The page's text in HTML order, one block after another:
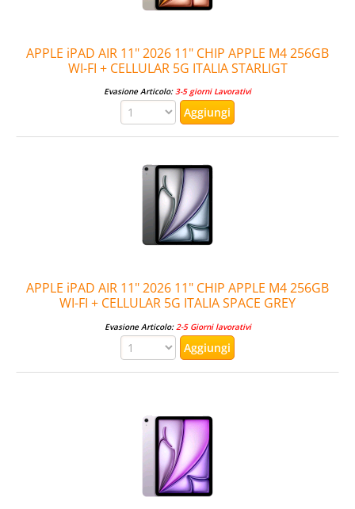
APPLE iPAD AIR 11" 2026 11" CHIP APPLE M4 256GB
WI-FI + CELLULAR 5G ITALIA STARLIGT
Evasione Articolo:3-5 giorni Lavorativi
APPLE iPAD AIR 11" 2026 11" CHIP APPLE M4 256GB
WI-FI + CELLULAR 5G ITALIA SPACE GREY
Evasione Articolo:2-5 Giorni lavorativi